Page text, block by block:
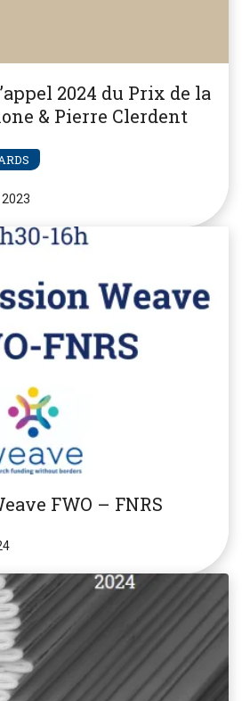
2024 du Prix de la
& Pierre Clerdent
FWO – FNRS